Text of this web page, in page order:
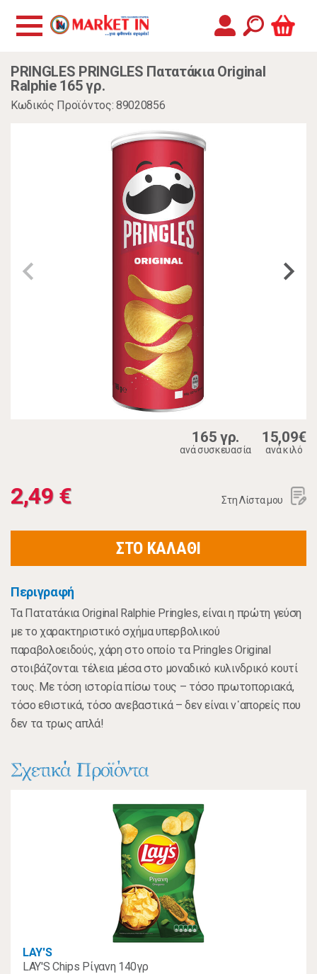
PRINGLES PRINGLES Πατατάκια Original
Ralphie 165 γρ.
Κωδικός Προϊόντος: 89020856
165 γρ.
ανά συσκευασία
15,09€
ανά κιλό
2,49 € Στη Λίστα μου
ΣΤΟ ΚΑΛΑΘΙ
Περιγραφή
Τα Πατατάκια Original Ralphie Pringles, είναι η πρώτη γεύση
με το χαρακτηριστικό σχήμα υπερβολικού
παραβολοειδούς, χάρη στο οποίο τα Pringles Original
στοιβάζονται τέλεια μέσα στο μοναδικό κυλινδρικό κουτί
τους. Με τόση ιστορία πίσω τους – τόσο πρωτοποριακά,
τόσο εθιστικά, τόσο ανεβαστικά – δεν είναι ν᾽απορείς που
δεν τα τρως απλά!
Σχετικά Προϊόντα
LAY'S
LAY'S Chips Ρίγανη 140γρ